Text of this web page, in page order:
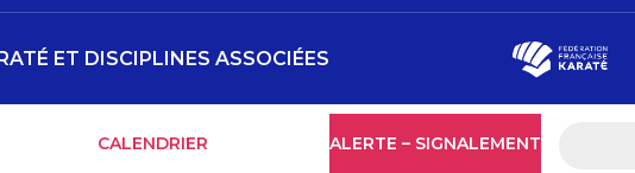
CALENDRIER ALERTE – SIGNALEMENT
ET DISCIPLINES ASSOCIÉES